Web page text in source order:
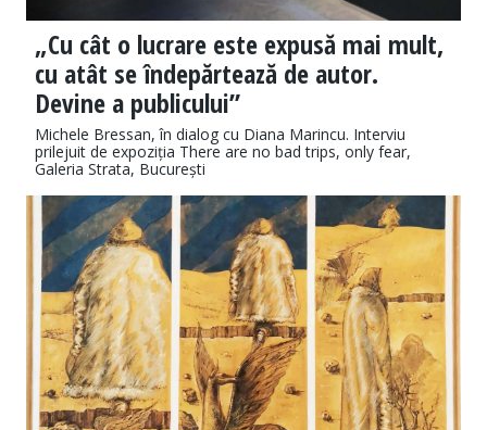
„Cu cât o lucrare este expusă mai mult,
cu atât se îndepărtează de autor.
Devine a publicului”
Michele Bressan, în dialog cu Diana Marincu. Interviu
prilejuit de expoziția There are no bad trips, only fear,
Galeria Strata, București